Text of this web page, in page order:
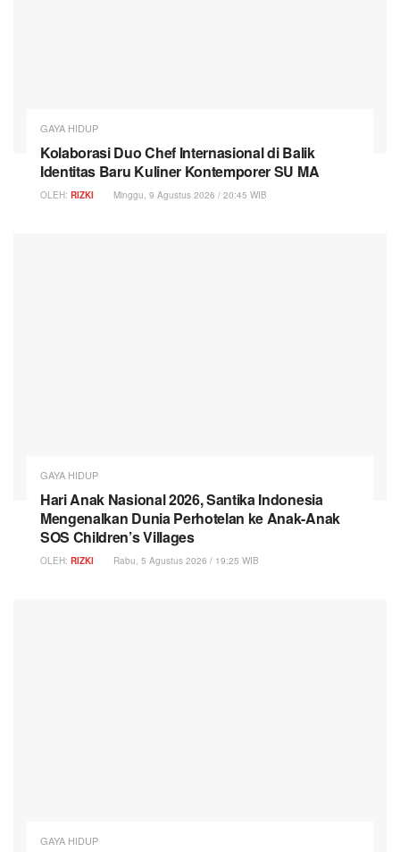
GAYA HIDUP
Kolaborasi Duo Chef Internasional di Balik
Identitas Baru Kuliner Kontemporer SU MA
OLEH: RIZKI Minggu, 9 Agustus 2026 / 20:45 WIB
GAYA HIDUP
Hari Anak Nasional 2026, Santika Indonesia
Mengenalkan Dunia Perhotelan ke Anak-Anak
SOS Children’s Villages
OLEH: RIZKI Rabu, 5 Agustus 2026 / 19:25 WIB
GAYA HIDUP